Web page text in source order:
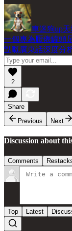
車迷狗up
一個專為厭倦罐頭
點嘅廣東話深度分
2
Share
Previous
Next
Discussion about
Comments
Top Latest